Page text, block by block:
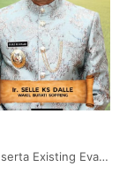
Kinerja yang lolos jadi Panwaslu